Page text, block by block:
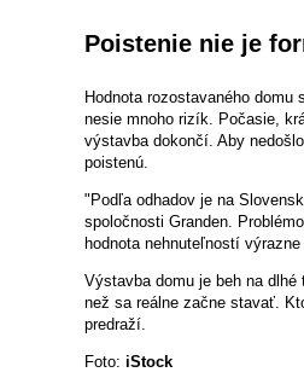
Poistenie nie je
Hodnota rozostavaného
nesie mnoho rizík. Počasie,
výstavba dokončí. Aby
poistenú.
"Podľa odhadov je na
spoločnosti Granden.
hodnota nehnuteľností
Výstavba domu je beh na
než sa reálne začne stavať.
predraží.
Foto: iStock